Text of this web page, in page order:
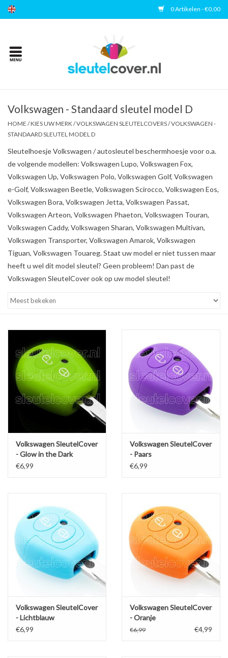
0 Artikelen - €0,00
Home
Accessoires
Veelgestelde vragen
Contact
Volkswagen - Standaard sleutel model D
HOME /KIES UW MERK /VOLKSWAGEN SLEUTELCOVERS/VOLKSWAGEN -
STANDAARD SLEUTEL MODEL D
Sleutelhoesje Volkswagen / autosleutel beschermhoesje voor o.a.
de volgende modellen: Volkswagen Lupo, Volkswagen Fox,
Volkswagen Up, Volkswagen Polo, Volkswagen Golf, Volkswagen
e-Golf, Volkswagen Beetle, Volkswagen Scirocco, Volkswagen Eos,
Volkswagen Bora, Volkswagen Jetta, Volkswagen Passat,
Volkswagen Arteon, Volkswagen Phaeton, Volkswagen Touran,
Volkswagen Caddy, Volkswagen Sharan, Volkswagen Multivan,
Volkswagen Transporter, Volkswagen Amarok, Volkswagen
Tiguan, Volkswagen Touareg. Staat uw model er niet tussen maar
heeft u wel dit model sleutel? Geen probleem! Dan past de
Volkswagen SleutelCover ook op uw model sleutel!
Volkswagen SleutelCover
- Glow in the Dark
€6,99
Volkswagen SleutelCover
- Paars
€6,99
Volkswagen SleutelCover
- Lichtblauw
€6,99
Volkswagen SleutelCover
- Oranje
€6,99 €4,99